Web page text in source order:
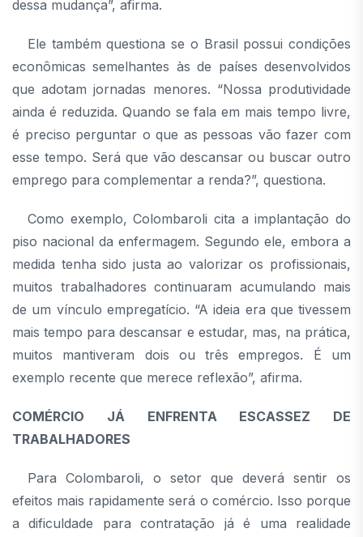
dessa mudança”, afirma.
Ele também questiona se o Brasil possui condições
econômicas semelhantes às de países desenvolvidos
que adotam jornadas menores. “Nossa produtividade
ainda é reduzida. Quando se fala em mais tempo livre,
é preciso perguntar o que as pessoas vão fazer com
esse tempo. Será que vão descansar ou buscar outro
emprego para complementar a renda?”, questiona.
Como exemplo, Colombaroli cita a implantação do
piso nacional da enfermagem. Segundo ele, embora a
medida tenha sido justa ao valorizar os profissionais,
muitos trabalhadores continuaram acumulando mais
de um vínculo empregatício. “A ideia era que tivessem
mais tempo para descansar e estudar, mas, na prática,
muitos mantiveram dois ou três empregos. É um
exemplo recente que merece reflexão”, afirma.
COMÉRCIO JÁ ENFRENTA ESCASSEZ DE
TRABALHADORES
Para Colombaroli, o setor que deverá sentir os
efeitos mais rapidamente será o comércio. Isso porque
a dificuldade para contratação já é uma realidade